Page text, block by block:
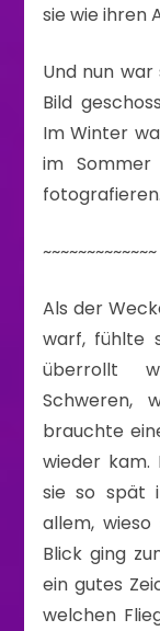
sie wie ihren
Und nun
Bild
Im Winter
im
fotografieren.
~~~~~~~~~~~~~
Als der
warf, fühlte
überrollt
Schweren,
brauchte
wieder kam.
sie so spät
allem,
Blick ging
ein gutes
welchen